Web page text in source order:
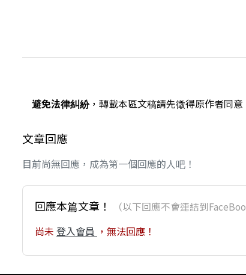
避免法律糾紛，轉載本區文稿請先徵得原作者同意
文章回應
目前尚無回應，成為第一個回應的人吧！
回應本篇文章！ （以下回應不會連結到
尚未 登入會員 ，無法回應！